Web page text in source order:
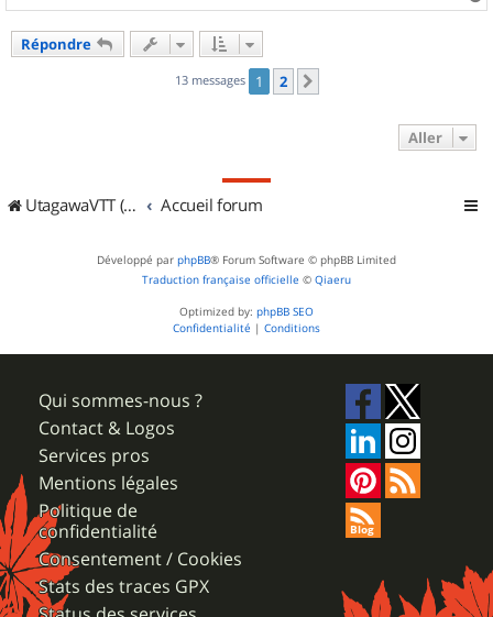
a
Répondre
13 messages 1 2
Aller
UtagawaVTT (Randos VTT et VTTAE avec traces GPS) Accueil forum
Développé par phpBB® Forum Software © phpBB Limited
Traduction française officielle © Qiaeru
Optimized by: phpBB SEO
Confidentialité | Conditions
Qui sommes-nous ?
Contact & Logos
Services pros
Mentions légales
Politique de
confidentialité
Consentement / Cookies
Stats des traces GPX